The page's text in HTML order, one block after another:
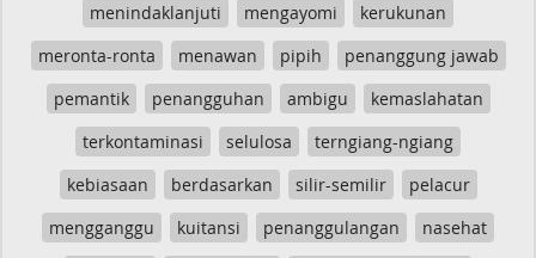
menindaklanjuti
mengayomi
kerukunan
meronta-ronta
menawan pipih
penanggung jawab
pemantik
penangguhan ambigu
kemaslahatan
terkontaminasi
selulosa
terngiang-ngiang
kebiasaan
berdasarkan silir-semilir
pelacur
mengganggu
kuitansi penanggulangan
nasehat